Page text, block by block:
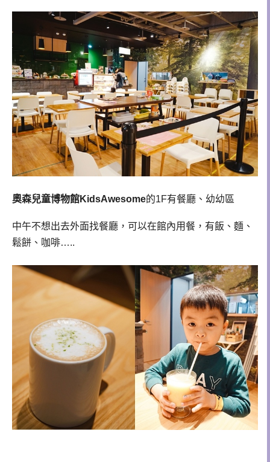
奧森兒童博物館KidsAwesome的1F有餐廳、幼幼區
中午不想出去外面找餐廳，可以在館內用餐，有飯、麵、
鬆餅、咖啡…..